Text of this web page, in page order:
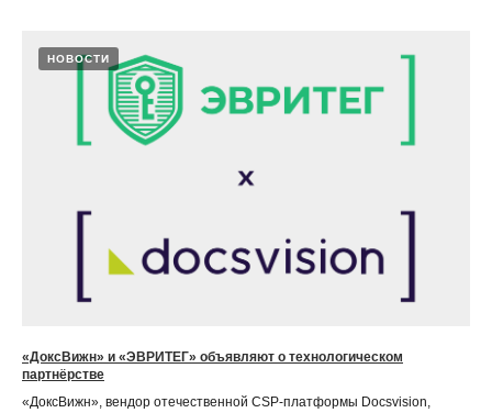
НОВОСТИ
«ДоксВижн» и «ЭВРИТЕГ» объявляют о технологическом
партнёрстве
«ДоксВижн», вендор отечественной CSP-платформы Docsvision,